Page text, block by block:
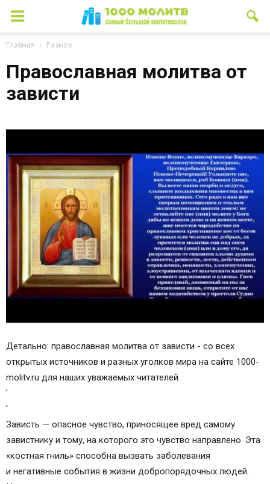
Главная Разное
Православная молитва от
зависти
Детально: православная молитва от зависти - со всех
открытых источников и разных уголков мира на сайте 1000-
molitv.ru для наших уважаемых читателей.
'
'
Зависть — опасное чувство, приносящее вред самому
завистнику и тому, на которого это чувство направлено. Эта
«костная гниль» способна вызвать заболевания
и негативные события в жизни добропорядочных людей.